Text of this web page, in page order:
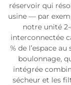
réservoir qui
usine — par
notre unité
interconnectée
% de l’espace
boulonnage,
intégrée
sécheur et les